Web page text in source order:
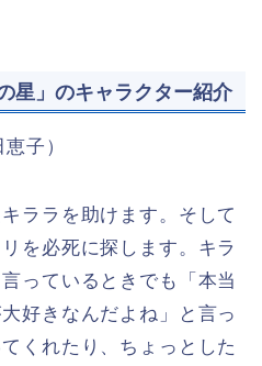
星」のキャラクター紹介
子）
ララを助けます。そして
を必死に探します。キラ
っているときでも「本当
好きなんだよね」と言っ
くれたり、ちょっとした